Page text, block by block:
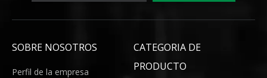
SOBRE NOSOTROS
Perfil de la empresa
CATEGORIA DE
PRODUCTO